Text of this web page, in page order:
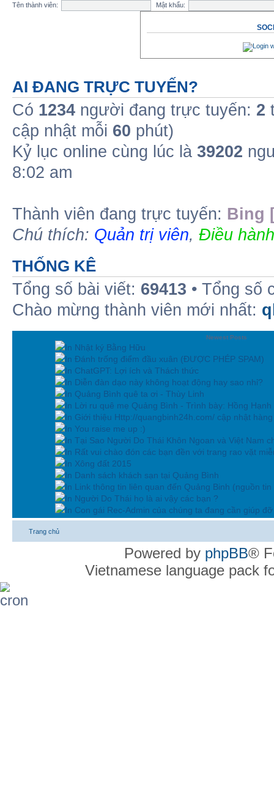
Tên thành viên:
Mật khẩu:
AI ĐANG TRỰC TUYẾN?
Có 1234 người đang trực tuyến: 2
cập nhật mỗi 60 phút)
Kỷ lục online cùng lúc là 39202
8:02 am
Thành viên đang trực tuyến: Bing
Chú thích: Quản trị viên, Điều
THỐNG KÊ
Tổng số bài viết: 69413 • Tổng số
Chào mừng thành viên mới nhất:
Newest Posts
In Nhật ký Bằng Hữu
In Đánh trống điểm đầu xuân (ĐƯỢC PHÉP SPAM)
In ChatGPT: Lợi ích và Thách thức
In Diễn đàn dạo này không hoạt động hay sao nhỉ?
In Quảng Bình quê ta ơi - Thùy Linh
In Lời ru quê mẹ Quảng Bình - Trình bày: Hồng Hạnh
In Giới thiệu Http://quangbinh24h.com/ cập nhật
In You raise me up :)
In Tại Sao Người Do Thái Khôn Ngoan và Việt Nam
In Rất vui chào đón các bạn đền với trang rao vặt
In Xông đất 2015
In Danh sách khách sạn tại Quảng Bình
In Link thông tin liên quan đến Quảng Binh (nguồn tin
In Người Do Thái họ là ai vậy các bạn ?
In Con gái Rec-Admin của chúng ta đang cần giúp
Trang chủ
Powered by phpBB®
Vietnamese language pack